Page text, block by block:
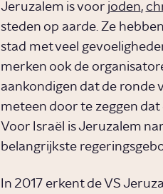
Jeruzalem is voor joden,
steden op aarde. Ze
stad met veel
merken ook de
aankondigen dat de ronde
meteen door te zeggen
Voor Israël is Jeruzalem
belangrijkste
In 2017 erkent de VS